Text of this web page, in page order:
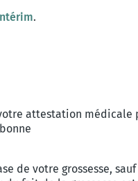
.
attestation médicale
de votre grossesse,